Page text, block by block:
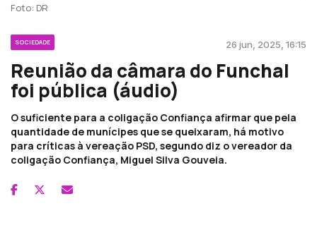
Foto: DR
SOCIEDADE 26 jun, 2025, 16:15
Reunião da câmara do Funchal
foi pública (áudio)
O suficiente para a coligação Confiança afirmar que pela
quantidade de munícipes que se queixaram, há motivo
para críticas à vereação PSD, segundo diz o vereador da
coligação Confiança, Miguel Silva Gouveia.